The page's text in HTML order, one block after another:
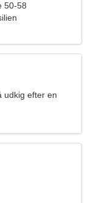
50-58
udkig efter en